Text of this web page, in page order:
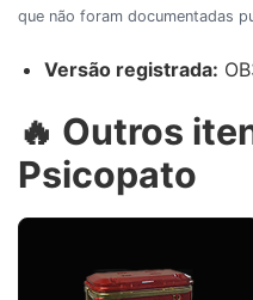
que não foram documentadas
Versão registrada:
🔥 Outros
Psicopato